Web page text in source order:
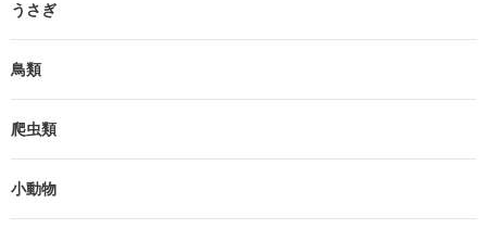
うさぎ
鳥類
爬虫類
小動物